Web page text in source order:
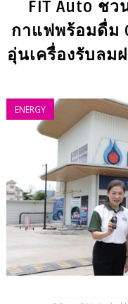
FIT Auto ช
กาแฟพร้อมดื่ม
อุ่นเครื่องรับลม
ENERGY